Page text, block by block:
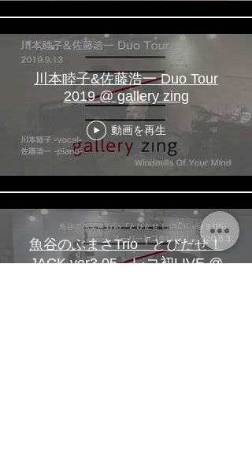
川本睦子&佐藤浩一 Duo Tour
2019 @ gallery zing
動画を再生
魚谷のぶまさTrio「とびだせ！
JACK ver3.05」レコ初LIVE @